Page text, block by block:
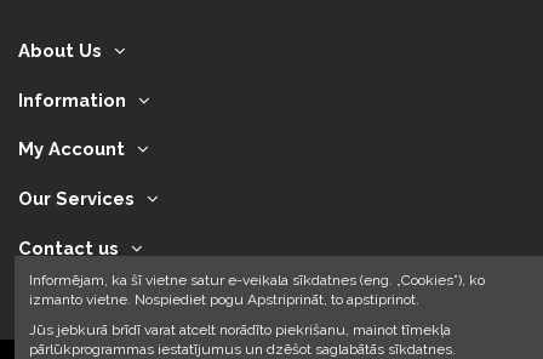
About Us
Information
My Account
Our Services
Contact us
Informējam, ka šī vietne satur e-veikala sīkdatnes (eng. „Cookies”), ko
izmanto vietne. Nospiediet pogu Apstriprināt, to apstiprinot.
Jūs jebkurā brīdī varat atcelt norādīto piekrišanu, mainot tīmekļa
pārlūkprogrammas iestatījumus un dzēšot saglabātās sīkdatnes.